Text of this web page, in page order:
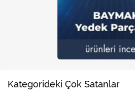
Kategorideki Çok Satanlar